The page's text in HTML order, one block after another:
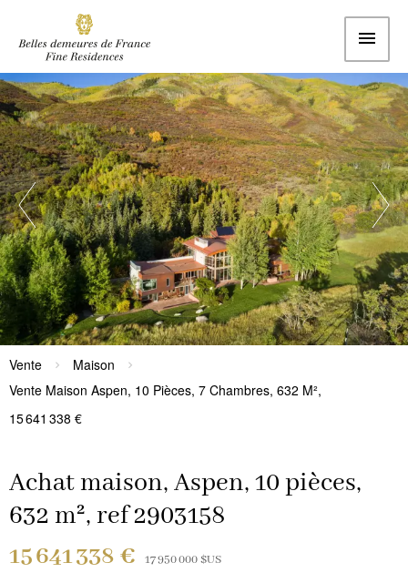
Vente
Maison
Vente Maison Aspen, 10 Pièces, 7 Chambres, 632 M²,
15 641 338 €
Achat maison, Aspen, 10 pièces,
632 m², ref 2903158
15 641 338 € 17 950 000 $US